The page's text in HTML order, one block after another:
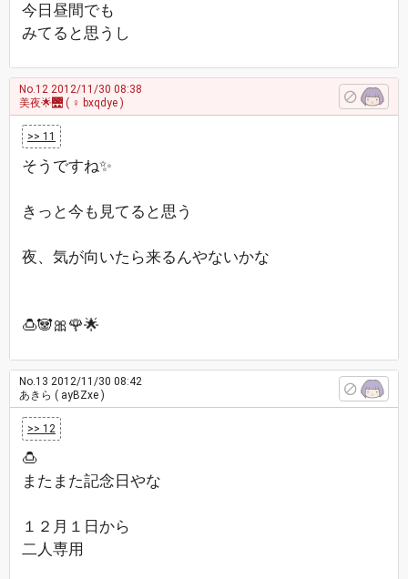
今日昼間でも
みてると思うし
No.12 2012/11/30 08:38
美夜🌟🌉 ( ♀ bxqdye )
>> 11
そうですね✨
きっと今も見てると思う
夜、気が向いたら来るんやないかな
🍮🐼🎀🌹🌟
No.13 2012/11/30 08:42
あきら ( ayBZxe )
>> 12
🍮
またまた記念日やな
１２月１日から
二人専用